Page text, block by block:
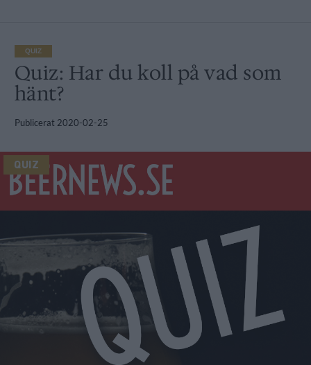
QUIZ
Quiz: Har du koll på vad som
hänt?
Publicerat 2020-02-25
QUIZ